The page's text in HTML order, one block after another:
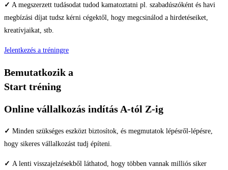
✓ A megszerzett tudásodat tudod kamatoztatni pl. szabadúszóként és havi
megbízási díjat tudsz kérni cégektől, hogy megcsinálod a hirdetéseiket,
kreatívjaikat, stb.
Jelentkezés a tréningre
Bemutatkozik a
Start tréning
Online vállalkozás indítás A-tól Z-ig
✓ Minden szükséges eszközt biztosítok, és megmutatok lépésről-lépésre,
hogy sikeres vállalkozást tudj építeni.
✓ A lenti visszajelzésekből láthatod, hogy többen vannak milliós siker